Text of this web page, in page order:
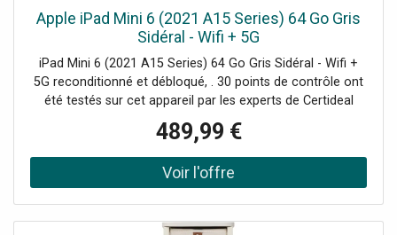
Apple iPad Mini 6 (2021 A15 Series) 64 Go Gris
Sidéral - Wifi + 5G
iPad Mini 6 (2021 A15 Series) 64 Go Gris Sidéral - Wifi +
5G reconditionné et débloqué, . 30 points de contrôle ont
été testés sur cet appareil par les experts de Certideal
pour 100% de qualité.
489,99 €